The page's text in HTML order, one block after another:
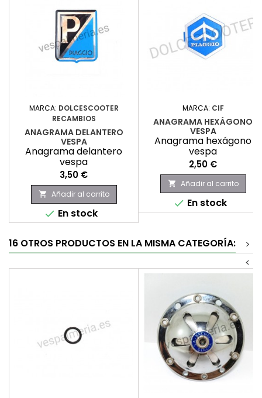
MARCA: DOLCESCOOTER
RECAMBIOS
ANAGRAMA DELANTERO
VESPA
Anagrama delantero
vespa
Precio
3,50 €
 Añadir al carrito
 En stock
MARCA: CIF
ANAGRAMA HEXÁGONO
VESPA
Anagrama hexágono
vespa
Precio
2,50 €
 Añadir al carrito
 En stock
16 OTROS PRODUCTOS EN LA MISMA CATEGORÍA:
>
<